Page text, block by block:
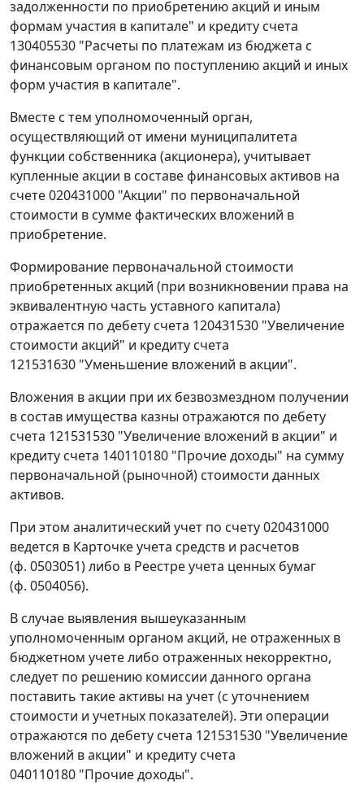
задолженности по приобретению акций и иным
формам участия в капитале" и кредиту счета
130405530 "Расчеты по платежам из бюджета с
финансовым органом по поступлению акций и иных
форм участия в капитале".
Вместе с тем уполномоченный орган,
осуществляющий от имени муниципалитета
функции собственника (акционера), учитывает
купленные акции в составе финансовых активов на
счете 020431000 "Акции" по первоначальной
стоимости в сумме фактических вложений в
приобретение.
Формирование первоначальной стоимости
приобретенных акций (при возникновении права на
эквивалентную часть уставного капитала)
отражается по дебету счета 120431530 "Увеличение
стоимости акций" и кредиту счета
121531630 "Уменьшение вложений в акции".
Вложения в акции при их безвозмездном получении
в состав имущества казны отражаются по дебету
счета 121531530 "Увеличение вложений в акции" и
кредиту счета 140110180 "Прочие доходы" на сумму
первоначальной (рыночной) стоимости данных
активов.
При этом аналитический учет по счету 020431000
ведется в Карточке учета средств и расчетов
(ф. 0503051) либо в Реестре учета ценных бумаг
(ф. 0504056).
В случае выявления вышеуказанным
уполномоченным органом акций, не отраженных в
бюджетном учете либо отраженных некорректно,
следует по решению комиссии данного органа
поставить такие активы на учет (с уточнением
стоимости и учетных показателей). Эти операции
отражаются по дебету счета 121531530 "Увеличение
вложений в акции" и кредиту счета
040110180 "Прочие доходы".